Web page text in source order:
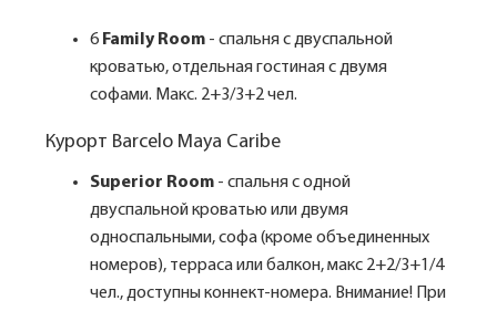
6 Family Room - спальня с двуспальной
кроватью, отдельная гостиная с двумя
софами. Макс. 2+3/3+2 чел.
Курорт Barcelo Maya Caribe
Superior Room - спальня с одной
двуспальной кроватью или двумя
односпальными, софа (кроме объединенных
номеров), терраса или балкон, макс 2+2/3+1/4
чел., доступны коннект-номера. Внимание! При